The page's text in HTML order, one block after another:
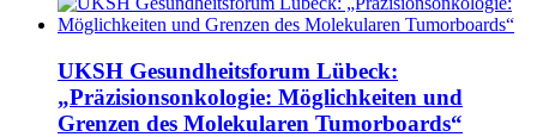
UKSH Gesundheitsforum Lübeck:
„Präzisionsonkologie: Möglichkeiten und
Grenzen des Molekularen Tumorboards“